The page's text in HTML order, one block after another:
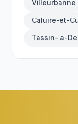
Villeurbanne
Caluire-et-
Tassin-la-